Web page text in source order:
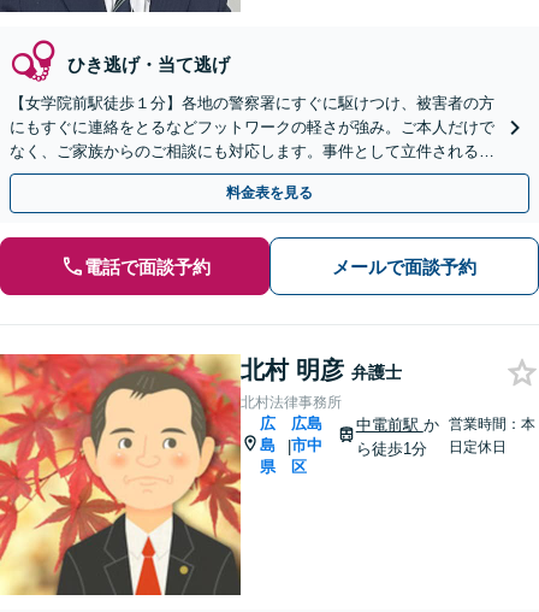
ひき逃げ・当て逃げ
【女学院前駅徒歩１分】各地の警察署にすぐに駆けつけ、被害者の方
にもすぐに連絡をとるなどフットワークの軽さが強み。ご本人だけで
なく、ご家族からのご相談にも対応します。事件として立件される前
のご相談にも対応できます。
料金表を見る
電話で面談予約 メールで面談予約
北村 明彦 弁護士
北村法律事務所
広
島
県
|
広島
市中
区
中電前駅 か
ら徒歩1分
営業時間：本
日定休日